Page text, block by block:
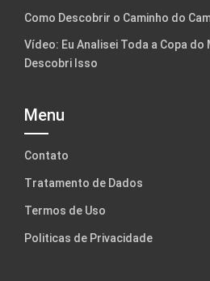
Como Descobrir o Caminho do
Vídeo: Eu Analisei Toda a Copa do
Descobri Isso
Menu
Contato
Tratamento de Dados
Termos de Uso
Politicas de Privacidade